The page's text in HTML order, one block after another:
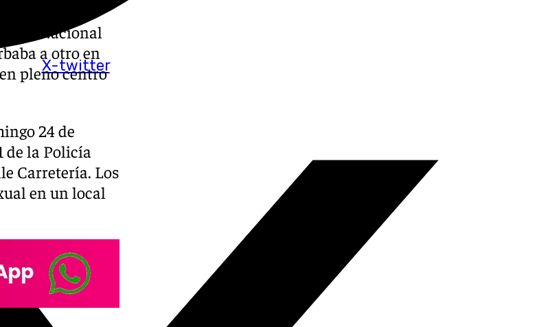
X-twitter
pasado
Nacional
a otro en
pleno centro
24 de
de la Policía
Carretería. Los
en un local